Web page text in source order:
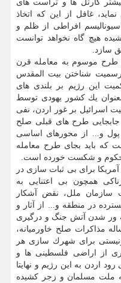
بیشتر كارتل ها و تراست های
غافل از این كه اتخاذ
افراطی از ظلم و
هیچ گاه نخواهد توانست
سازد.
طرح موسوم به معامله قرن
شناختن بیت المقدس
این رژیم بر بلندی های
یك كشور یهودی توسط
اسرائیل بر غور اردن، نفی
طرح های قبلی صلح
و... از محورهای اساسی
كه باید بجای طرح معامله
و شكست خورده است.
برای بی ثبات سازی در
همچون بی اعتنایی به
سازمان ملل، نقض آشكار
در منطقه و... از آثار و
ور شدن آتش جنگ و درگیری
مذاكرات صلح خاورمیانه،
برای شهرك سازی هر
از اراضی فلسطینی ها و
اردن به این رژیم و نهایتا
ملت مسلمان و زجر كشیده